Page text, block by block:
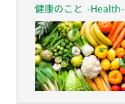
健康のこと -Health-